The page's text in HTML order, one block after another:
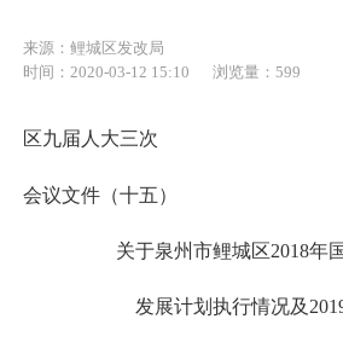
来源：鲤城区发改局
时间：2020-03-12 15:10
浏览量： 599
区九届人大三次
会议文件（十五）
关于泉州市鲤城区2018年
发展计划执行情况及